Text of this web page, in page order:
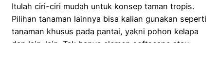
Itulah ciri-ciri mudah untuk konsep taman tropis.
Pilihan tanaman lainnya bisa kalian gunakan seperti
tanaman khusus pada pantai, yakni pohon kelapa
dan lain-lain. Tak hanya elemen softscape atau…